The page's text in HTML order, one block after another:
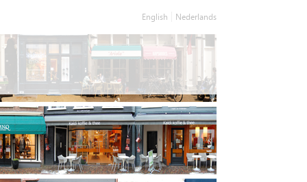
English Nederlands